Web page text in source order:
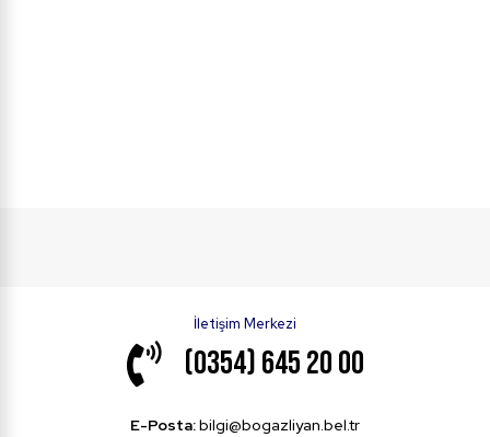
İletişim Merkezi
(0354) 645 20 00
E-Posta:bilgi@bogazliyan.bel.tr